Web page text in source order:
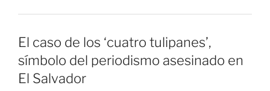
El caso de los ‘cuatro tulipanes’,
símbolo del periodismo asesinado en
El Salvador